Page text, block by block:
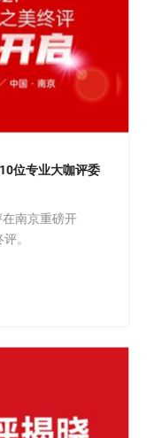
位专业大咖评委
南京重磅开
。